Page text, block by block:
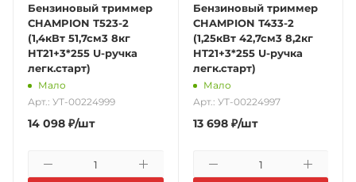
Бензиновый триммер
CHAMPION Т523-2
(1,4кВт 51,7см3 8кг
HT21+3*255 U-ручка
легк.старт)
Мало
Арт.: УТ-00224999
14 098 ₽/шт
Бензиновый триммер
CHAMPION Т433-2
(1,25кВт 42,7см3 8,2кг
HT21+3*255 U-ручка
легк.старт)
Мало
Арт.: УТ-00224997
13 698₽/шт